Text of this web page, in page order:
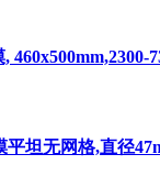
坦无网格,直径